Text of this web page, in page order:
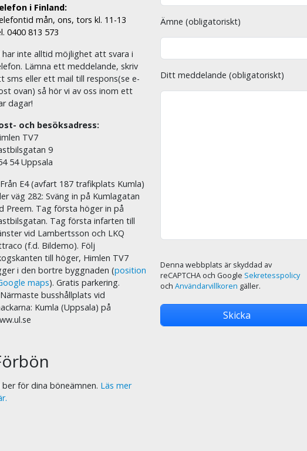
i Finland:
mån, ons, tors kl. 11-13
0400 813 573
har inte alltid möjlighet att svara i
Lämna ett meddelande, skriv
sms eller ett mail till respons(se e-
ovan) så hör vi av oss inom ett
dagar!
och besöksadress:
TV7
9
54 Uppsala
E4 (avfart 187 trafikplats Kumla)
väg 282: Sväng in på Kumlagatan
Preem. Tag första höger in på
Tag första infarten till
vid Lambertsson och LKQ
(f.d. Bildemo). Följ
till höger, Himlen TV7
i den bortre byggnaden (position
maps). Gratis parkering.
busshållplats vid
Kumla (Uppsala) på
ber för dina böneämnen. Läs mer
Ämne (obligatoriskt)
Ditt meddelande (obligatoriskt)
Denna webbplats är skyddad av
reCAPTCHA och Google Sekretesspolicy
och Användarvillkoren gäller.